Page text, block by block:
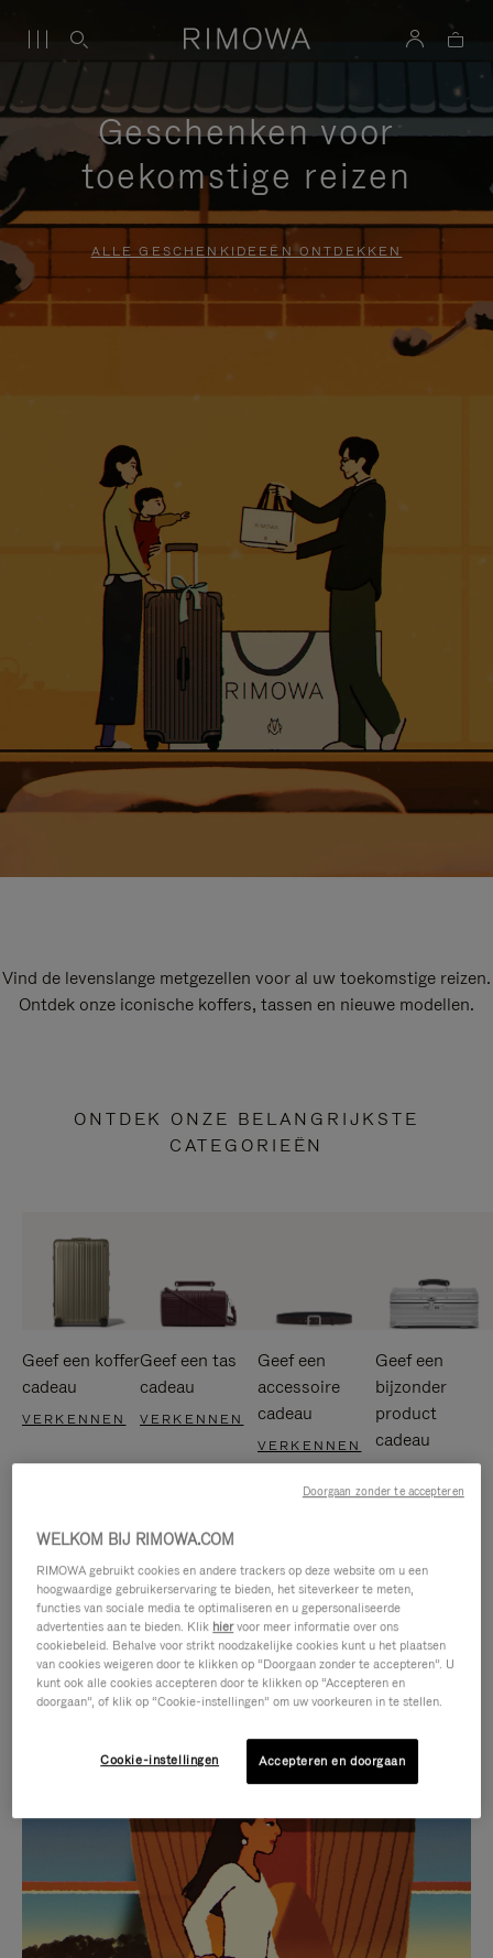
Geschenken voor
toekomstige reizen
ALLE GESCHENKIDEEËN ONTDEKKEN
Vind de levenslange metgezellen voor al uw toekomstige reizen.
Ontdek onze iconische koffers, tassen en nieuwe modellen.
ONTDEK ONZE BELANGRIJKSTE
CATEGORIEËN
Geef een koffer
cadeau
VERKENNEN
Geef een tas
cadeau
VERKENNEN
Geef een
accessoire
cadeau
VERKENNEN
Geef een
bijzonder
product
cadeau
IS
NIET
GEPAUZEERD,
DRUK
GELUID
VAN
DE
VIDEO
SELECTIE VAN GESCHENKEN
Ontdek de perfecte metgezel
WELKOM BIJ RIMOWA.COM
RIMOWA gebruikt cookies en andere trackers op deze website om u een
hoogwaardige gebruikerservaring te bieden, het siteverkeer te meten,
functies van sociale media te optimaliseren en u gepersonaliseerde
advertenties aan te bieden. Klik hiervoor meer informatie over ons
cookiebeleid. Behalve voor strikt noodzakelijke cookies kunt u het plaatsen
van cookies weigeren door te klikken op “Doorgaan zonder te accepteren”. U
kunt ook alle cookies accepteren door te klikken op “Accepteren en
doorgaan”, of klik op “Cookie-instellingen” om uw voorkeuren in te stellen.
Cookie-instellingen Accepteren en doorgaan
Doorgaan zonder te accepteren